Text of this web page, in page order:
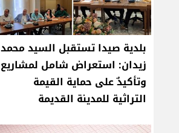
بلدية صيدا تستقبل السيد محمد
زيدان: استعراض شامل لمشاريع
وتأكيدٌ على حماية القيمة
التراثية للمدينة القديمة